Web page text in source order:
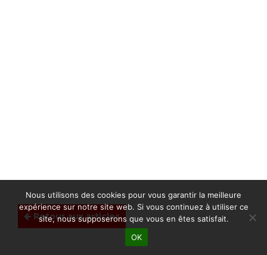
Retour aux articles
Nous utilisons des cookies pour vous garantir la meilleure
expérience sur notre site web. Si vous continuez à utiliser ce
site, nous supposerons que vous en êtes satisfait.
OK